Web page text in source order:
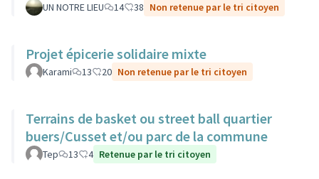
UN NOTRE LIEU 14 38 Non retenue par le tri citoyen
Projet épicerie solidaire mixte
Karami 13 20 Non retenue par le tri citoyen
Terrains de basket ou street ball quartier
buers/Cusset et/ou parc de la commune
Tep 13 4 Retenue par le tri citoyen